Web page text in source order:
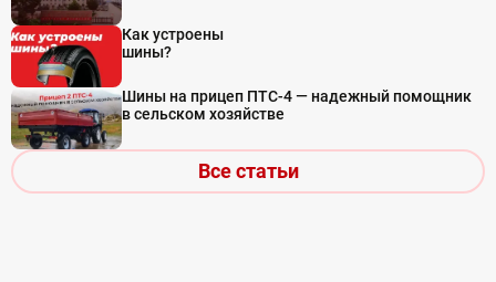
Как устроены
шины?
Шины на прицеп ПТС-4 — надежный помощник
в сельском хозяйстве
Все статьи